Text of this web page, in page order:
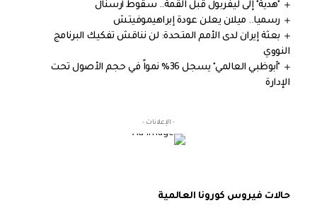
"هدية" إلى ليفربول قبل القمة.. سقوط أرسنال
رسميا.. ميلان يعلن عودة إبراهيموفيتش
بعثة إيران لدى الأمم المتحدة: لن نناقش تفكيك البرنامج
النووي
"أبوظبي العالمي" يسجل 36% نمواً في حجم الأصول تحت
الإدارة
- الإعلانات -
حالات فيروس كورونا العالمية